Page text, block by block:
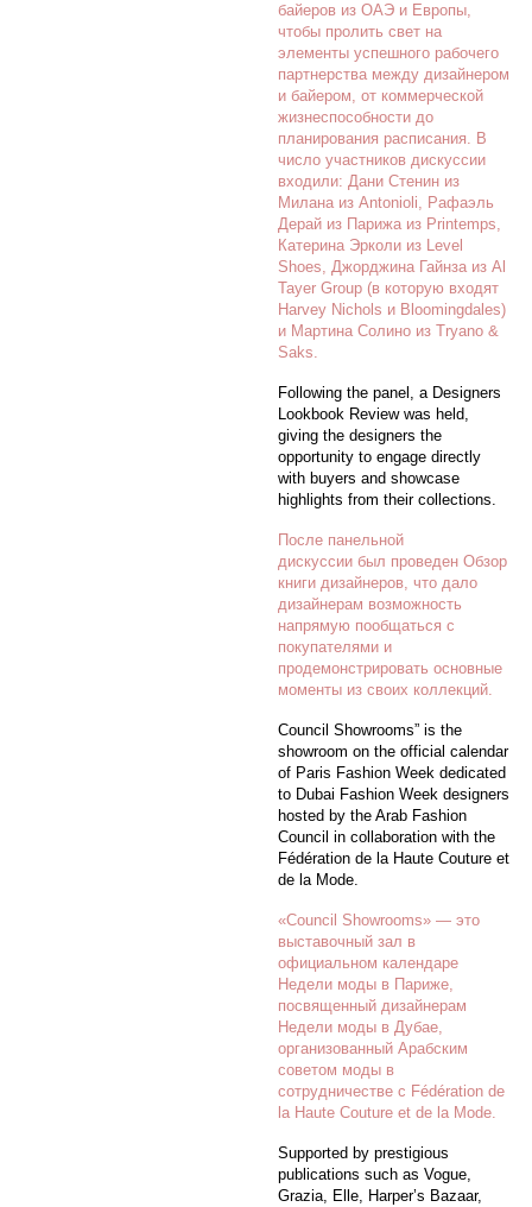
байеров из ОАЭ и Европы,
чтобы пролить свет на
элементы успешного рабочего
партнерства между дизайнером
и байером, от коммерческой
жизнеспособности до
планирования расписания. В
число участников дискуссии
входили: Дани Стенин из
Милана из Antonioli, Рафаэль
Дерай из Парижа из Printemps,
Катерина Эрколи из Level
Shoes, Джорджина Гайнза из Al
Tayer Group (в которую входят
Harvey Nichols и Bloomingdales)
и Мартина Солино из Tryano &
Saks.
Following the panel, a Designers
Lookbook Review was held,
giving the designers the
opportunity to engage directly
with buyers and showcase
highlights from their collections.
После панельной
дискуссии был проведен Обзор
книги дизайнеров, что дало
дизайнерам возможность
напрямую пообщаться с
покупателями и
продемонстрировать основные
моменты из своих коллекций.
Council Showrooms” is the
showroom on the official calendar
of Paris Fashion Week dedicated
to Dubai Fashion Week designers
hosted by the Arab Fashion
Council in collaboration with the
Fédération de la Haute Couture et
de la Mode.
«Council Showrooms» — это
выставочный зал в
официальном календаре
Недели моды в Париже,
посвященный дизайнерам
Недели моды в Дубае,
организованный Арабским
советом моды в
сотрудничестве с Fédération de
la Haute Couture et de la Mode.
Supported by prestigious
publications such as Vogue,
Grazia, Elle, Harper’s Bazaar,